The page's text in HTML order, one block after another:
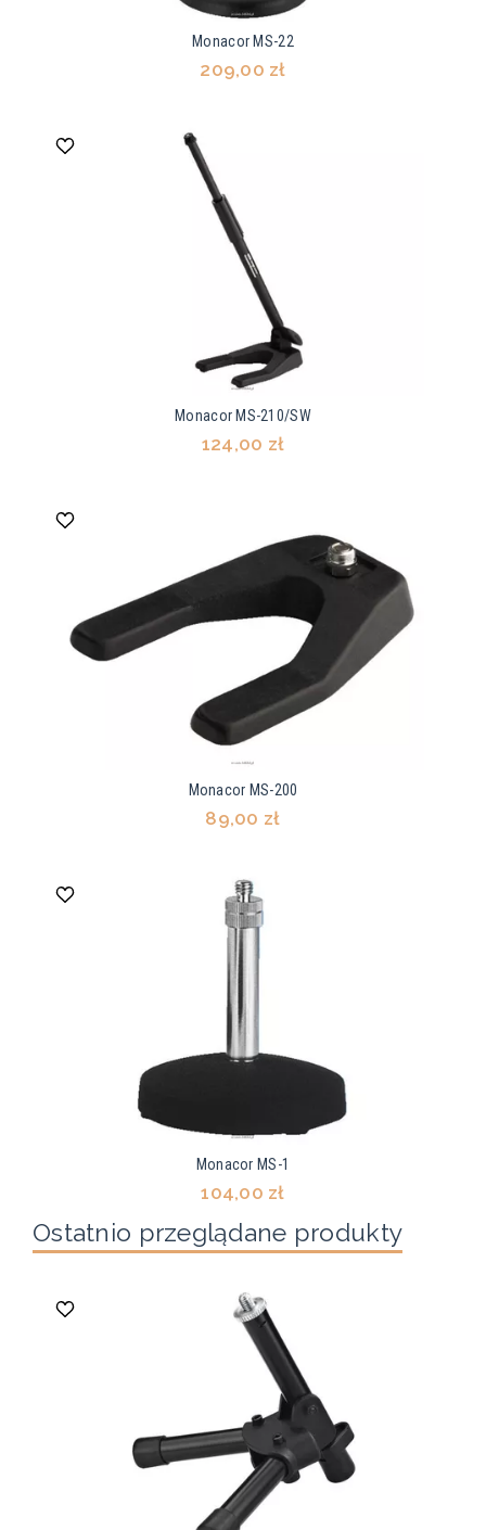
Monacor MS-22
209,00 zł
Monacor MS-210/SW
124,00 zł
Monacor MS-200
89,00 zł
Monacor MS-1
104,00 zł
Ostatnio przeglądane produkty